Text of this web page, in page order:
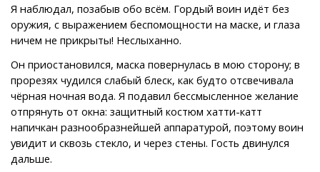
Я наблюдал, позабыв обо всём. Гордый воин идёт без
оружия, с выражением беспомощности на маске, и глаза
ничем не прикрыты! Неслыханно.
Он приостановился, маска повернулась в мою сторону; в
прорезях чудился слабый блеск, как будто отсвечивала
чёрная ночная вода. Я подавил бессмысленное желание
отпрянуть от окна: защитный костюм хатти-катт
напичкан разнообразнейшей аппаратурой, поэтому воин
увидит и сквозь стекло, и через стены. Гость двинулся
дальше.